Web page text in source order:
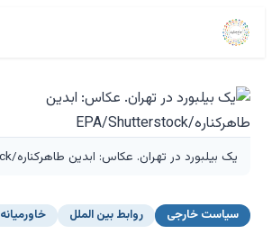
یک بیلبورد در تهران. عکاس: ابدین طاهرکناره/EPA/Shutterstock
سیاست خارجی روابط بین الملل خاورمیانه